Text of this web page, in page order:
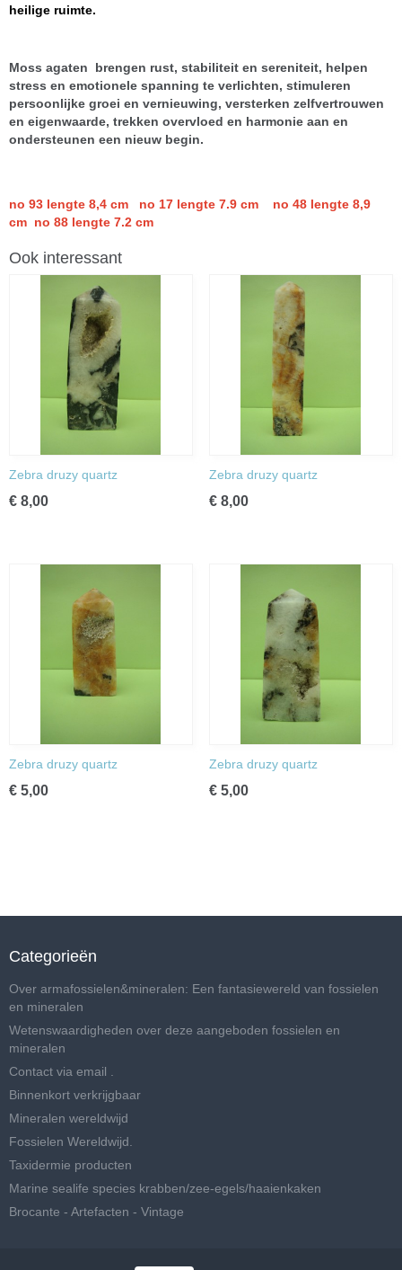
heilige ruimte.
Moss agaten brengen rust, stabiliteit en sereniteit, helpen
stress en emotionele spanning te verlichten, stimuleren
persoonlijke groei en vernieuwing, versterken zelfvertrouwen
en eigenwaarde, trekken overvloed en harmonie aan en
ondersteunen een nieuw begin.
no 93 lengte 8,4 cm no 17 lengte 7.9 cm no 48 lengte 8,9
cm no 88 lengte 7.2 cm
Ook interessant
Zebra druzy quartz
€ 8,00
Zebra druzy quartz
€ 8,00
Zebra druzy quartz
€ 5,00
Zebra druzy quartz
€ 5,00
Categorieën
Over armafossielen&mineralen: Een fantasiewereld van fossielen
en mineralen
Wetenswaardigheden over deze aangeboden fossielen en
mineralen
Contact via email .
Binnenkort verkrijgbaar
Mineralen wereldwijd
Fossielen Wereldwijd.
Taxidermie producten
Marine sealife species krabben/zee-egels/haaienkaken
Brocante - Artefacten - Vintage